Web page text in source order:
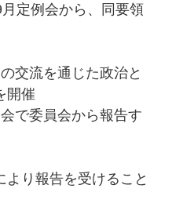
定例会から、同要領
交流を通じた政治と
開催
で委員会から報告す
り報告を受けること